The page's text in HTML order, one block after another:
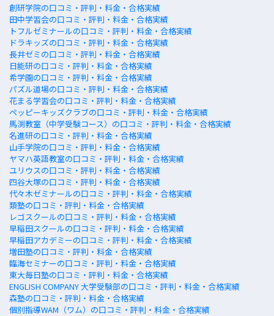
創研学院の口コミ・評判・料金・合格実績
田中学習会の口コミ・評判・料金・合格実績
トフルゼミナールの口コミ・評判・料金・合格実績
ドラキッズの口コミ・評判・料金・合格実績
長井ゼミの口コミ・評判・料金・合格実績
日能研の口コミ・評判・料金・合格実績
希学園の口コミ・評判・料金・合格実績
パズル道場の口コミ・評判・料金・合格実績
花まる学習会の口コミ・評判・料金・合格実績
ペッピーキッズクラブの口コミ・評判・料金・合格実績
馬渕教室（中学受験コース）の口コミ・評判・料金・合格実績
名進研の口コミ・評判・料金・合格実績
山手学院の口コミ・評判・料金・合格実績
ヤマハ英語教室の口コミ・評判・料金・合格実績
ユリウスの口コミ・評判・料金・合格実績
四谷大塚の口コミ・評判・料金・合格実績
代々木ゼミナールの口コミ・評判・料金・合格実績
類塾の口コミ・評判・料金・合格実績
レゴスクールの口コミ・評判・料金・合格実績
早稲田スクールの口コミ・評判・料金・合格実績
早稲田アカデミーの口コミ・評判・料金・合格実績
増田塾の口コミ・評判・料金・合格実績
臨海セミナーの口コミ・評判・料金・合格実績
東大毎日塾の口コミ・評判・料金・合格実績
ENGLISH COMPANY 大学受験部の口コミ・評判・料金・合格実績
森塾の口コミ・評判・料金・合格実績
個別指導WAM（ワム）の口コミ・評判・料金・合格実績